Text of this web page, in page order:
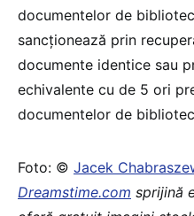
documentelor de
sancţionează prin
documente identice sau
echivalente cu de 5 ori
documentelor de
Foto: © Jacek
Dreamstime.com sprijină